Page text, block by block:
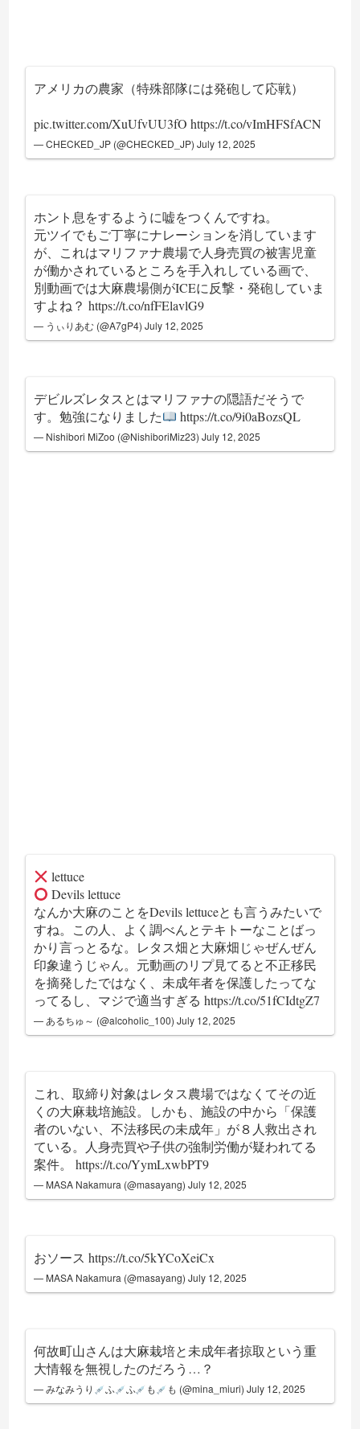
アメリカの農家（特殊部隊には発砲して応戦）
pic.twitter.com/XuUfvUU3fO https://t.co/vImHFSfACN
— CHECKED_JP (@CHECKED_JP)July 12, 2025
ホント息をするように嘘をつくんですね。
元ツイでもご丁寧にナレーションを消しています
が、これはマリファナ農場で人身売買の被害児童
が働かされているところを手入れしている画で、
別動画では大麻農場側がICEに反撃・発砲していま
すよね？https://t.co/nfFElavlG9
— うぃりあむ (@A7gP4)July 12, 2025
デビルズレタスとはマリファナの隠語だそうで
す。勉強になりました
https://t.co/9i0aBozsQL
— Nishibori MiZoo (@NishiboriMiz23)July 12, 2025
lettuce
Devils lettuce
なんか大麻のことをDevils lettuceとも言うみたいで
すね。この人、よく調べんとテキトーなことばっ
かり言っとるな。レタス畑と大麻畑じゃぜんぜん
印象違うじゃん。元動画のリプ見てると不正移民
を摘発したではなく、未成年者を保護したってな
ってるし、マジで適当すぎるhttps://t.co/51fCIdtgZ7
— あるちゅ～ (@alcoholic_100)July 12, 2025
これ、取締り対象はレタス農場ではなくてその近
くの大麻栽培施設。しかも、施設の中から「保護
者のいない、不法移民の未成年」が８人救出され
ている。人身売買や子供の強制労働が疑われてる
案件。https://t.co/YymLxwbPT9
— MASA Nakamura (@masayang)July 12, 2025
おソースhttps://t.co/5kYCoXeiCx
— MASA Nakamura (@masayang)July 12, 2025
何故町山さんは大麻栽培と未成年者掠取という重
大情報を無視したのだろう…？
— みなみうり ふ ふ も も (@mina_miuri) July 12, 2025